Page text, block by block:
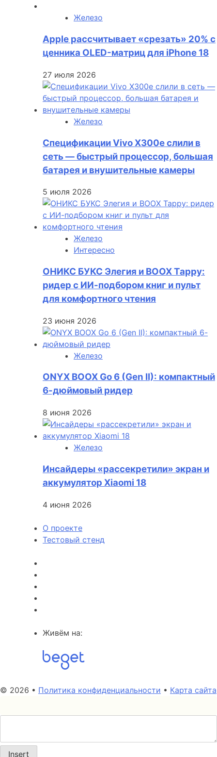
Железо
Apple рассчитывает «срезать» 20% с
ценника OLED-матриц для iPhone 18
27 июля 2026
Железо
Спецификации Vivo X300e слили в
сеть — быстрый процессор, большая
батарея и внушительные камеры
5 июля 2026
Железо
Интересно
ОНИКС БУКС Элегия и BOOX Tappy:
ридер с ИИ-подбором книг и пульт
для комфортного чтения
23 июня 2026
Железо
ONYX BOOX Go 6 (Gen II): компактный
6-дюймовый ридер
8 июня 2026
Железо
Инсайдеры «рассекретили» экран и
аккумулятор Xiaomi 18
4 июня 2026
О проекте
Тестовый стенд
Живём на:
© 2026 • Политика конфиденциальности • Карта сайта
Insert